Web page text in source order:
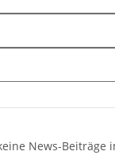
News-Beiträge